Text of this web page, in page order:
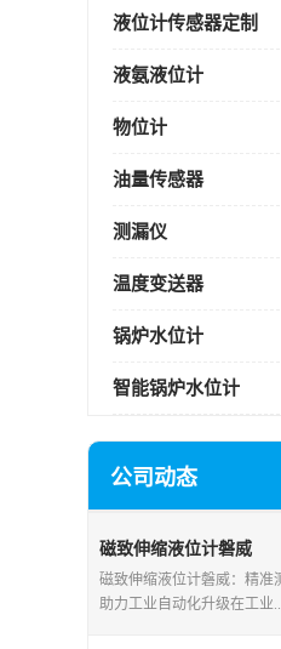
液位计传感器定制
液氨液位计
物位计
油量传感器
测漏仪
温度变送器
锅炉水位计
智能锅炉水位计
公司动态
磁致伸缩液位计磐威
磁致伸缩液位计磐威：精准
助力工业自动化升级在工业..